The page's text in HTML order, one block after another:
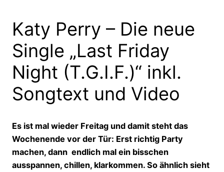
Katy Perry – Die neue
Single „Last Friday
Night (T.G.I.F.)“ inkl.
Songtext und Video
Es ist mal wieder Freitag und damit steht das
Wochenende vor der Tür: Erst richtig Party
machen, dann endlich mal ein bisschen
ausspannen, chillen, klarkommen. So ähnlich sieht